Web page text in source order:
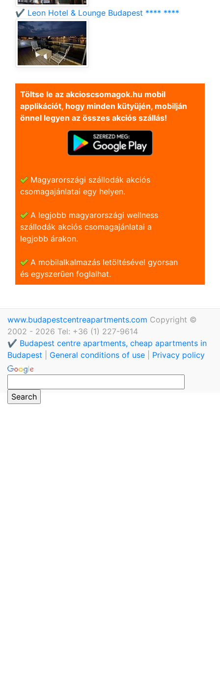
✔️ Leon Hotel & Lounge Budapest **** ****
Töltse le az akcioscsomagok.hu mobil
applikációt, hogy minden kütyüjén, mobilján
önnel legyen az összes akciós szállás!
Magyarországi szállodák akciós
csomagajánlatai egy helyen.
A legjobb magyarországi wellness
szállodák akciós csomagajánlatai a
legjobb árakon.
A mobilalkalmazás letöltésével gyorsan
és egyszerũen foglalhat.
www.budapestcentreapartments.com Copyright ©
2002 - 2026 Tel: +36 (1) 227-9614
✔️ Budapest centre apartments, cheap apartments in
Budapest
General conditions of use Privacy policy